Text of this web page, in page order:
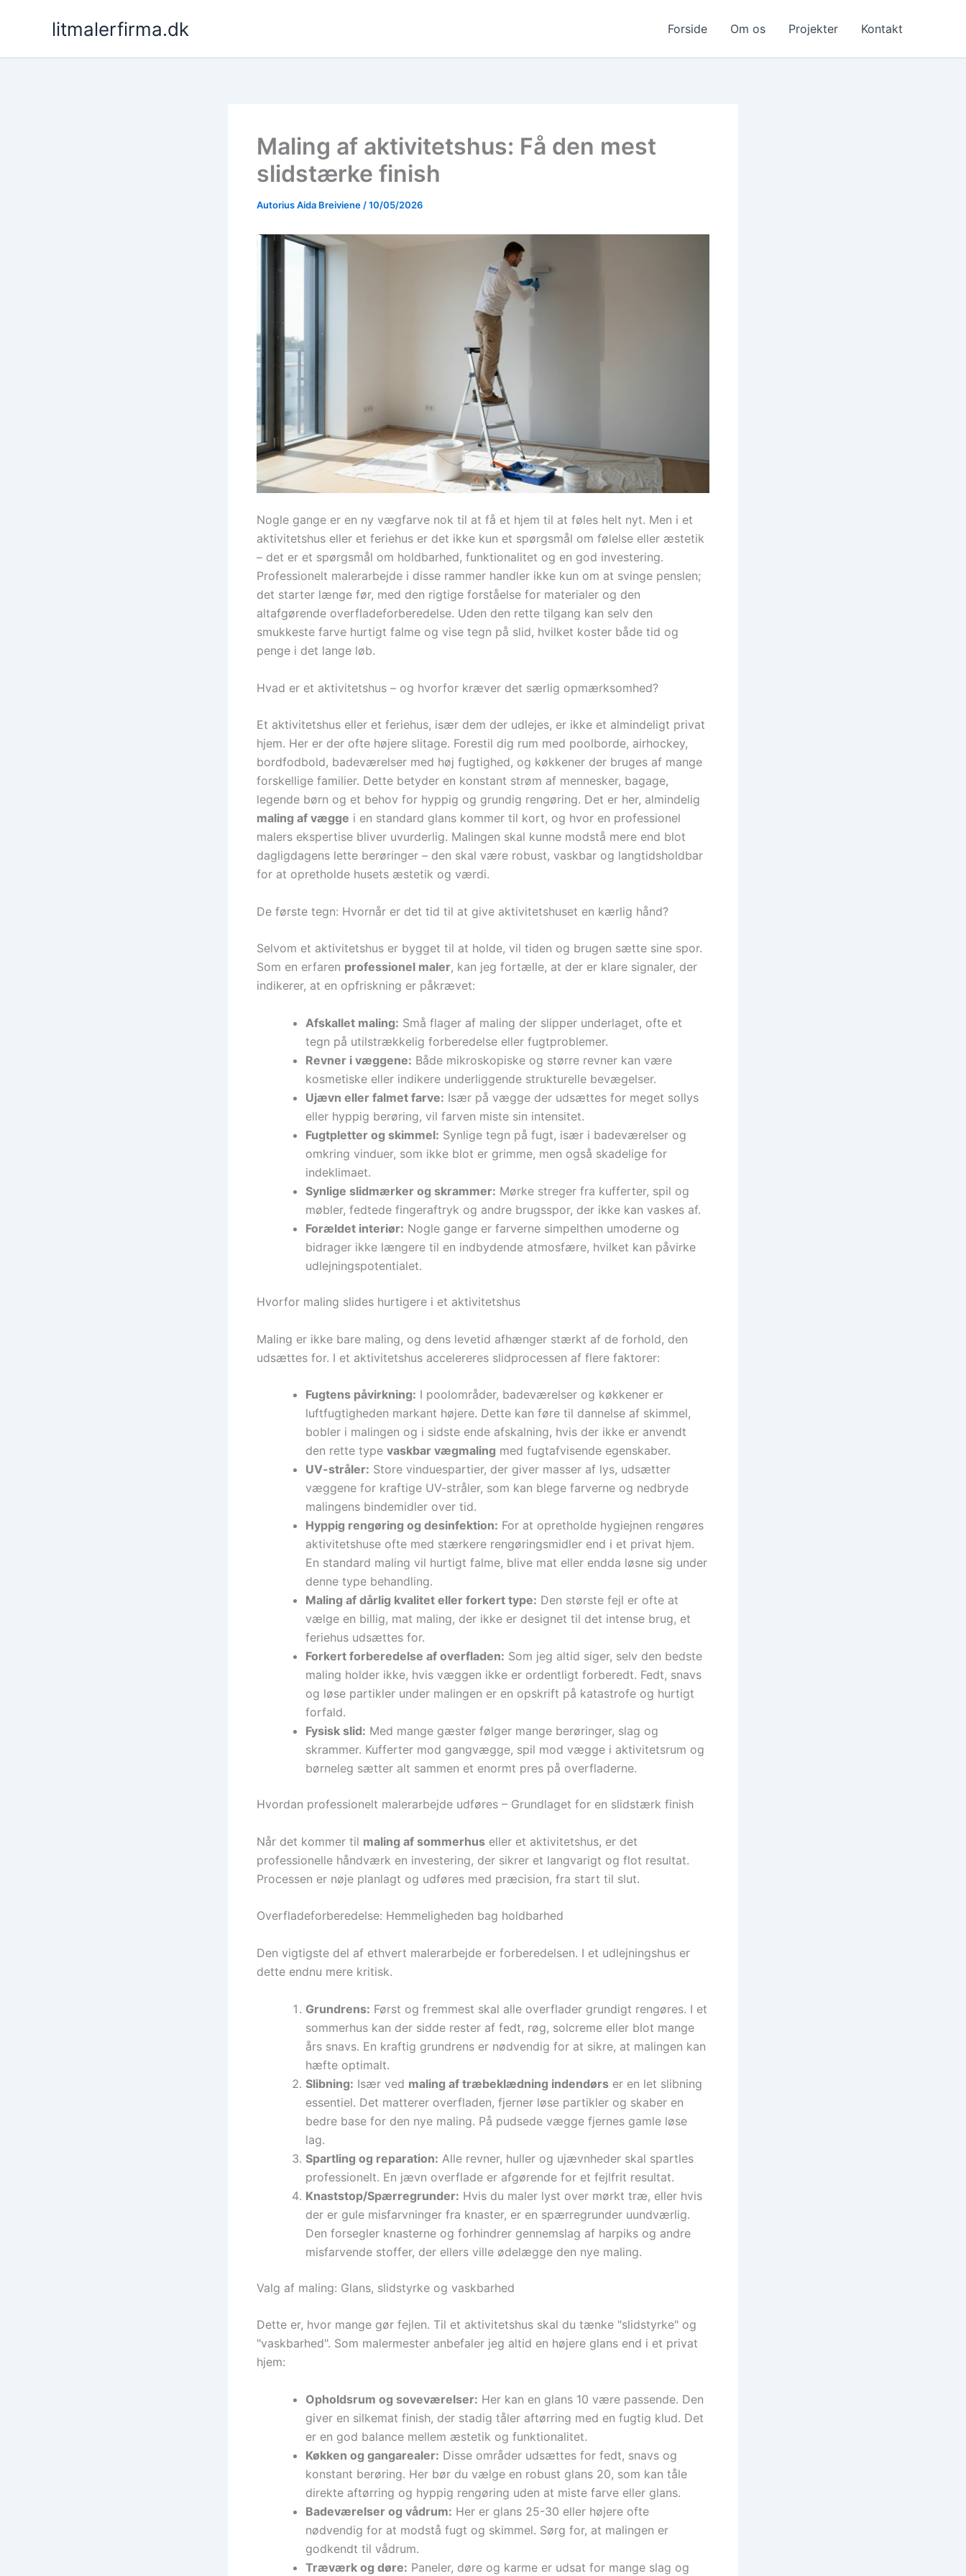
litmalerfirma.dk Forside Om os Projekter Kontakt
Maling af aktivitetshus: Få den mest
slidstærke finish
AutoriusAida Breiviene /10/05/2026
Nogle gange er en ny vægfarve nok til at få et hjem til at føles helt nyt. Men i et
aktivitetshus eller et feriehus er det ikke kun et spørgsmål om følelse eller æstetik
– det er et spørgsmål om holdbarhed, funktionalitet og en god investering.
Professionelt malerarbejde i disse rammer handler ikke kun om at svinge penslen;
det starter længe før, med den rigtige forståelse for materialer og den
altafgørende overfladeforberedelse. Uden den rette tilgang kan selv den
smukkeste farve hurtigt falme og vise tegn på slid, hvilket koster både tid og
penge i det lange løb.
Hvad er et aktivitetshus – og hvorfor kræver det særlig opmærksomhed?
Et aktivitetshus eller et feriehus, især dem der udlejes, er ikke et almindeligt privat
hjem. Her er der ofte højere slitage. Forestil dig rum med poolborde, airhockey,
bordfodbold, badeværelser med høj fugtighed, og køkkener der bruges af mange
forskellige familier. Dette betyder en konstant strøm af mennesker, bagage,
legende børn og et behov for hyppig og grundig rengøring. Det er her, almindelig
maling af vægge i en standard glans kommer til kort, og hvor en professionel
malers ekspertise bliver uvurderlig. Malingen skal kunne modstå mere end blot
dagligdagens lette berøringer – den skal være robust, vaskbar og langtidsholdbar
for at opretholde husets æstetik og værdi.
De første tegn: Hvornår er det tid til at give aktivitetshuset en kærlig hånd?
Selvom et aktivitetshus er bygget til at holde, vil tiden og brugen sætte sine spor.
Som en erfaren professionel maler, kan jeg fortælle, at der er klare signaler, der
indikerer, at en opfriskning er påkrævet:
Afskallet maling: Små flager af maling der slipper underlaget, ofte et
tegn på utilstrækkelig forberedelse eller fugtproblemer.
Revner i væggene: Både mikroskopiske og større revner kan være
kosmetiske eller indikere underliggende strukturelle bevægelser.
Ujævn eller falmet farve: Især på vægge der udsættes for meget sollys
eller hyppig berøring, vil farven miste sin intensitet.
Fugtpletter og skimmel: Synlige tegn på fugt, især i badeværelser og
omkring vinduer, som ikke blot er grimme, men også skadelige for
indeklimaet.
Synlige slidmærker og skrammer: Mørke streger fra kufferter, spil og
møbler, fedtede fingeraftryk og andre brugsspor, der ikke kan vaskes af.
Forældet interiør: Nogle gange er farverne simpelthen umoderne og
bidrager ikke længere til en indbydende atmosfære, hvilket kan påvirke
udlejningspotentialet.
Hvorfor maling slides hurtigere i et aktivitetshus
Maling er ikke bare maling, og dens levetid afhænger stærkt af de forhold, den
udsættes for. I et aktivitetshus accelereres slidprocessen af flere faktorer:
Fugtens påvirkning: I poolområder, badeværelser og køkkener er
luftfugtigheden markant højere. Dette kan føre til dannelse af skimmel,
bobler i malingen og i sidste ende afskalning, hvis der ikke er anvendt
den rette type vaskbar vægmaling med fugtafvisende egenskaber.
UV-stråler: Store vinduespartier, der giver masser af lys, udsætter
væggene for kraftige UV-stråler, som kan blege farverne og nedbryde
malingens bindemidler over tid.
Hyppig rengøring og desinfektion: For at opretholde hygiejnen rengøres
aktivitetshuse ofte med stærkere rengøringsmidler end i et privat hjem.
En standard maling vil hurtigt falme, blive mat eller endda løsne sig under
denne type behandling.
Maling af dårlig kvalitet eller forkert type: Den største fejl er ofte at
vælge en billig, mat maling, der ikke er designet til det intense brug, et
feriehus udsættes for.
Forkert forberedelse af overfladen: Som jeg altid siger, selv den bedste
maling holder ikke, hvis væggen ikke er ordentligt forberedt. Fedt, snavs
og løse partikler under malingen er en opskrift på katastrofe og hurtigt
forfald.
Fysisk slid: Med mange gæster følger mange berøringer, slag og
skrammer. Kufferter mod gangvægge, spil mod vægge i aktivitetsrum og
børneleg sætter alt sammen et enormt pres på overfladerne.
Hvordan professionelt malerarbejde udføres – Grundlaget for en slidstærk finish
Når det kommer til maling af sommerhus eller et aktivitetshus, er det
professionelle håndværk en investering, der sikrer et langvarigt og flot resultat.
Processen er nøje planlagt og udføres med præcision, fra start til slut.
Overfladeforberedelse: Hemmeligheden bag holdbarhed
Den vigtigste del af ethvert malerarbejde er forberedelsen. I et udlejningshus er
dette endnu mere kritisk.
Grundrens: Først og fremmest skal alle overflader grundigt rengøres. I et
sommerhus kan der sidde rester af fedt, røg, solcreme eller blot mange
års snavs. En kraftig grundrens er nødvendig for at sikre, at malingen kan
hæfte optimalt.
Slibning: Især ved maling af træbeklædning indendørs er en let slibning
essentiel. Det matterer overfladen, fjerner løse partikler og skaber en
bedre base for den nye maling. På pudsede vægge fjernes gamle løse
lag.
Spartling og reparation: Alle revner, huller og ujævnheder skal spartles
professionelt. En jævn overflade er afgørende for et fejlfrit resultat.
Knaststop/Spærregrunder: Hvis du maler lyst over mørkt træ, eller hvis
der er gule misfarvninger fra knaster, er en spærregrunder uundværlig.
Den forsegler knasterne og forhindrer gennemslag af harpiks og andre
misfarvende stoffer, der ellers ville ødelægge den nye maling.
Valg af maling: Glans, slidstyrke og vaskbarhed
Dette er, hvor mange gør fejlen. Til et aktivitetshus skal du tænke "slidstyrke" og
"vaskbarhed". Som malermester anbefaler jeg altid en højere glans end i et privat
hjem:
Opholdsrum og soveværelser: Her kan en glans 10 være passende. Den
giver en silkemat finish, der stadig tåler aftørring med en fugtig klud. Det
er en god balance mellem æstetik og funktionalitet.
Køkken og gangarealer: Disse områder udsættes for fedt, snavs og
konstant berøring. Her bør du vælge en robust glans 20, som kan tåle
direkte aftørring og hyppig rengøring uden at miste farve eller glans.
Badeværelser og vådrum: Her er glans 25-30 eller højere ofte
nødvendig for at modstå fugt og skimmel. Sørg for, at malingen er
godkendt til vådrum.
Træværk og døre: Paneler, døre og karme er udsat for mange slag og